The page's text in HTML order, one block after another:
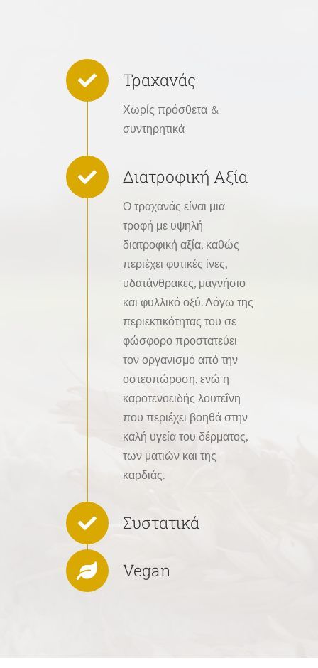
Τραχανάς
Χωρίς πρόσθετα &
συντηρητικά
Διατροφική Αξία
Ο τραχανάς είναι μια
τροφή με υψηλή
διατροφική αξία, καθώς
περιέχει φυτικές ίνες,
υδατάνθρακες, μαγνήσιο
και φυλλικό οξύ. Λόγω της
περιεκτικότητας του σε
φώσφορο προστατεύει
τον οργανισμό από την
οστεοπώροση, ενώ η
καροτενοειδής λουτεΐνη
που περιέχει βοηθά στην
καλή υγεία του δέρματος,
των ματιών και της
καρδιάς.
Συστατικά
Vegan